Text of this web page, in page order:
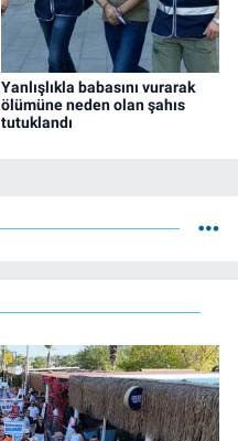
Yanlışlıkla babasını vurarak
ölümüne neden olan şahıs
tutuklandı